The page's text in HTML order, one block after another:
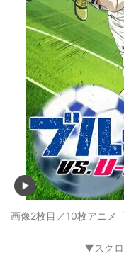
画像2枚目／10枚アニメ
▼スク